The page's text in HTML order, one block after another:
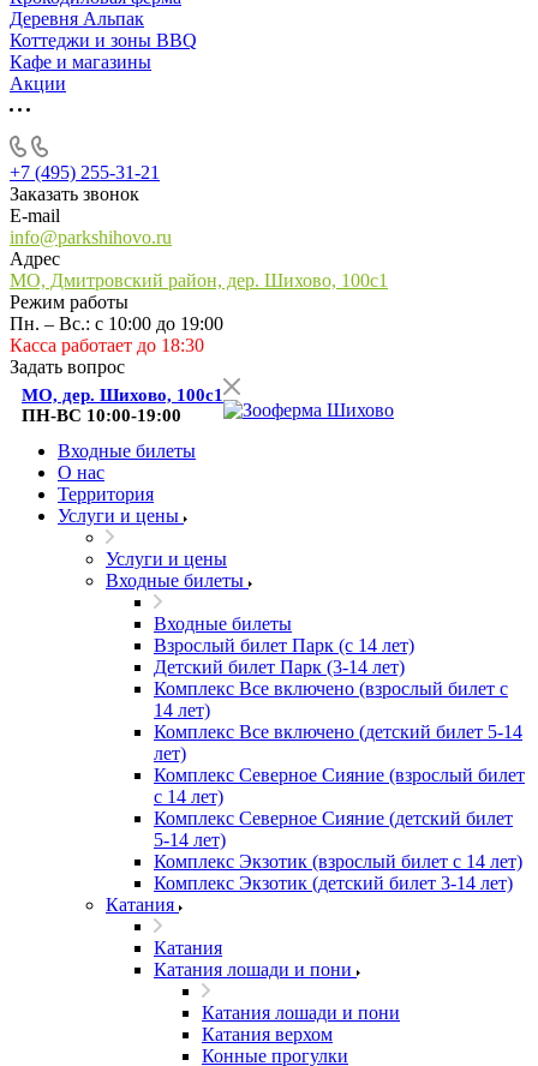
Деревня Альпак
Коттеджи и зоны BBQ
Кафе и магазины
Акции
+7 (495) 255-31-21
Заказать звонок
E-mail
info@parkshihovo.ru
Адрес
МО, Дмитровский район, дер. Шихово, 100с1
Режим работы
Пн. – Вс.: с 10:00 до 19:00
Касса работает до 18:30
Задать вопрос
МО, дер. Шихово, 100с1
ПН-ВС 10:00-19:00
Входные билеты
О нас
Территория
Услуги и цены
Услуги и цены
Входные билеты
Входные билеты
Взрослый билет Парк (с 14 лет)
Детский билет Парк (3-14 лет)
Комплекс Все включено (взрослый билет с
14 лет)
Комплекс Все включено (детский билет 5-14
лет)
Комплекс Северное Сияние (взрослый билет
с 14 лет)
Комплекс Северное Сияние (детский билет
5-14 лет)
Комплекс Экзотик (взрослый билет с 14 лет)
Комплекс Экзотик (детский билет 3-14 лет)
Катания
Катания
Катания лошади и пони
Катания лошади и пони
Катания верхом
Конные прогулки